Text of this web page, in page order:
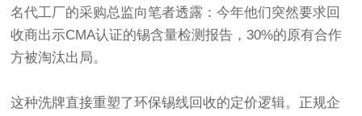
名代工厂的采购总监向笔者透露：今年他们突然要求回
收商出示CMA认证的锡含量检测报告，30%的原有合作
方被淘汰出局。
这种洗牌直接重塑了环保锡线回收的定价逻辑。正规企